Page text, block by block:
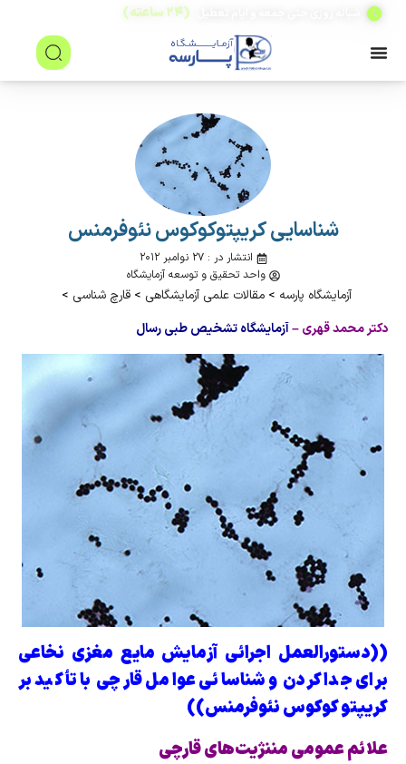
(۲۴ ساعته)
شناسایی كريپتوكوكوس نئوفرمنس
انتشار در : ۲۷ نوامبر ۲۰۱۲
واحد تحقیق و توسعه آزمایشگاه
آزمایشگاه پارسه > مقالات علمی آزمایشگاهی > قارچ شناسی >
دكتر محمد قهری –آزمایشگاه تشخیص طبی رسال
((دستورالعمل اجرائی آزمایش مایع مغزی نخاعی
برای جدا كردن و شناسائی عوامل قارچی با تأكید بر
كریپتو كوكوس نئوفرمنس))
علائم عمومی مننژیت‌های قارچی